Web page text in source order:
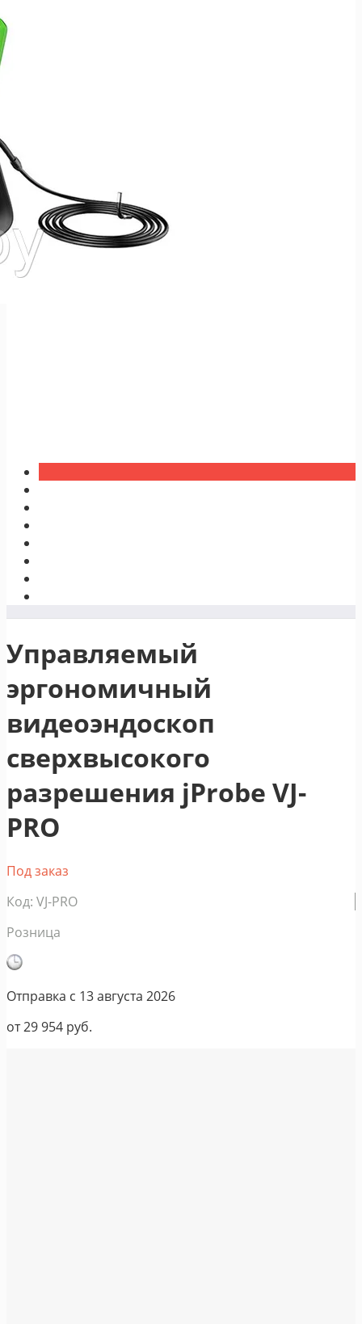
Управляемый
эргономичный
видеоэндоскоп
сверхвысокого
разрешения jProbe VJ-
PRO
Под заказ
Код: VJ-PRO
Розница
Отправка с 13 августа 2026
от29 954 руб.